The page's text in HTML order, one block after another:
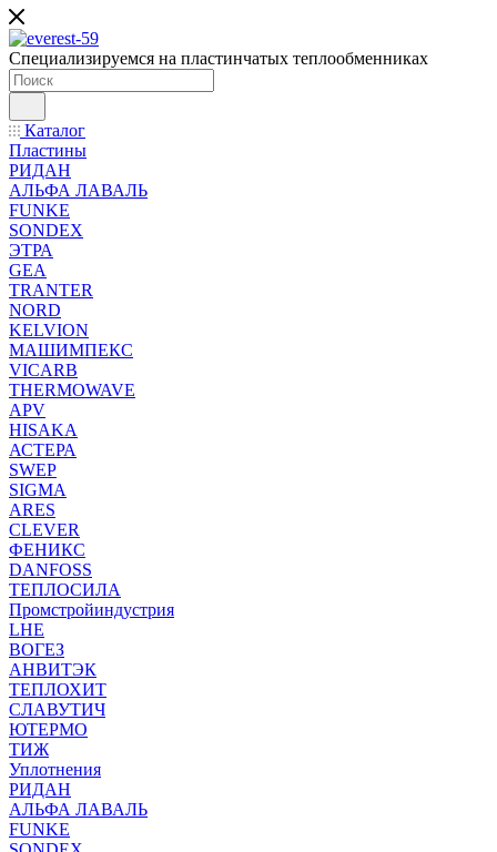
Специализируемся на пластинчатых теплообменниках
Каталог
Пластины
РИДАН
АЛЬФА ЛАВАЛЬ
FUNKE
SONDEX
ЭТРА
GEA
TRANTER
NORD
KELVION
МАШИМПЕКС
VICARB
THERMOWAVE
APV
HISAKA
АСТЕРА
SWEP
SIGMA
ARES
CLEVER
ФЕНИКС
DANFOSS
ТЕПЛОСИЛА
Промстройиндустрия
LHE
ВОГЕЗ
АНВИТЭК
ТЕПЛОХИТ
СЛАВУТИЧ
ЮТЕРМО
ТИЖ
Уплотнения
РИДАН
АЛЬФА ЛАВАЛЬ
FUNKE